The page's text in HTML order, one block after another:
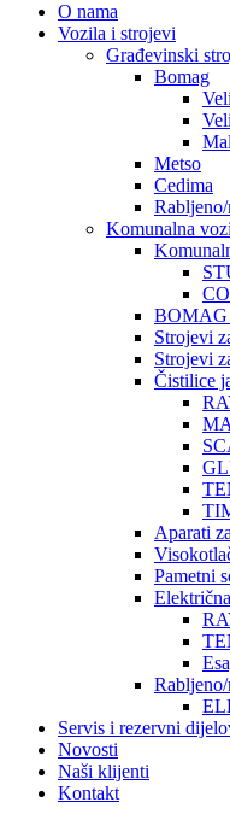
O nama
Vozila i strojevi
Građevinski
Bomag
Metso
Cedima
Komunalna
BOMAG
Strojevi
Strojevi
Čistilice
Aparati
Pametni
Servis i rezervni
Novosti
Naši klijenti
Kontakt